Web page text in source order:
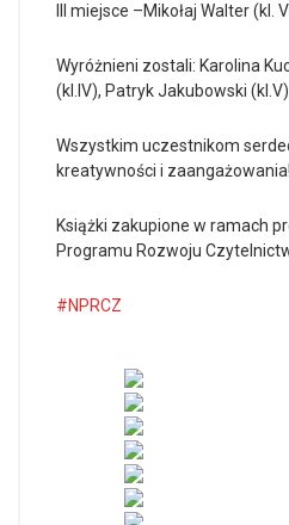
III miejsce –Mikołaj Walter (kl.
Wyróżnieni zostali: Karolina
(kl.IV), Patryk Jakubowski (kl.V)
Wszystkim uczestnikom
kreatywności i zaangażowania!
Książki zakupione w ramach
Programu Rozwoju
#NPRCZ